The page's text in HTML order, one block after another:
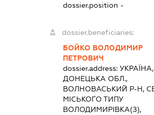
dossier.position -
dossier.beneficiaries:
БОЙКО ВОЛОДИМИР
ПЕТРОВИЧ
dossier.address:УКРАЇНА,
ДОНЕЦЬКА ОБЛ.,
ВОЛНОВАСЬКИЙ Р-Н,
МІСЬКОГО ТИПУ
ВОЛОДИМИРІВКА(З),